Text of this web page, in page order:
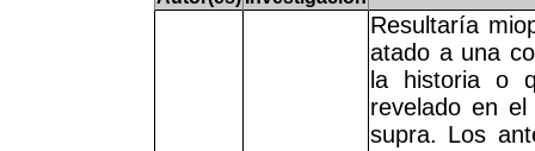
Resultaría
atado a una
la historia o
revelado en
supra. Los